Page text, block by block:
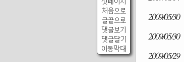
처음으로
글끝으로
댓글보기
댓글달기
이동막대
2009/05/30
2009/05/30
2009/05/29